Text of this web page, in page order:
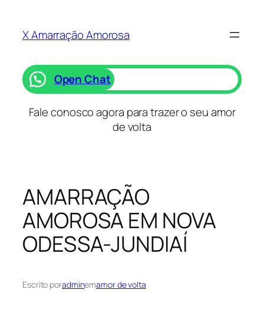
X Amarração Amorosa
Open Chat
Fale conosco agora para trazer o seu amor
de volta
AMARRAÇÃO
AMOROSA EM NOVA
ODESSA-JUNDIAÍ
Escrito poradminemamor de volta